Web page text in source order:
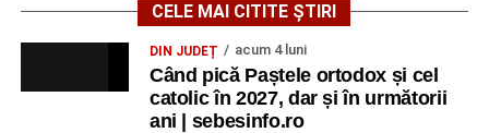
CELE MAI CITITE ȘTIRI
DIN JUDEȚ acum 4 luni
Când pică Paștele ortodox și cel
catolic în 2027, dar și în următorii
ani | sebesinfo.ro